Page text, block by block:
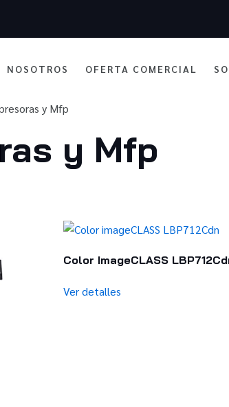
NOSOTROS OFERTA COMERCIAL
y Mfp
y Mfp
Color ImageCLASS
Ver detalles